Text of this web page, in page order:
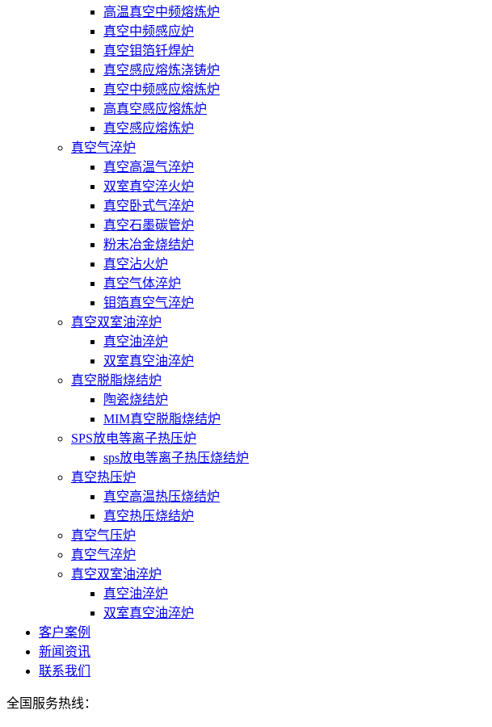
高温真空中频熔炼炉
真空中频感应炉
真空钼箔钎焊炉
真空感应熔炼浇铸炉
真空中频感应熔炼炉
高真空感应熔炼炉
真空感应熔炼炉
真空气淬炉
真空高温气淬炉
双室真空淬火炉
真空卧式气淬炉
真空石墨碳管炉
粉末冶金烧结炉
真空沾火炉
真空气体淬炉
钼箔真空气淬炉
真空双室油淬炉
真空油淬炉
双室真空油淬炉
真空脱脂烧结炉
陶瓷烧结炉
MIM真空脱脂烧结炉
SPS放电等离子热压炉
sps放电等离子热压烧结炉
真空热压炉
真空高温热压烧结炉
真空热压烧结炉
真空气压炉
真空气淬炉
真空双室油淬炉
真空油淬炉
双室真空油淬炉
客户案例
新闻资讯
联系我们
全国服务热线：